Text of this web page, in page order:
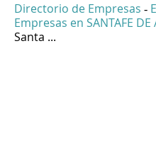
Directorio de Empresas -
Empresas en SANTAFE DE
Santa ...